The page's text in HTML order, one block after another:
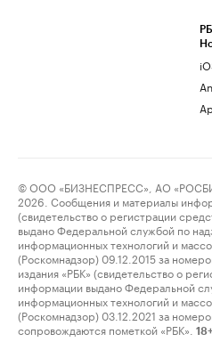
© ООО «БИЗНЕСПРЕСС», АО
2026. Сообщения и материалы
(свидетельство о регистрации
выдано Федеральной службой по
информационных технологий и
(Роскомнадзор) 09.12.2015 за
издания «РБК» (свидетельство о
информации выдано Федеральной
информационных технологий и
(Роскомнадзор) 03.12.2021 за
сопровождаются пометкой «РБК».